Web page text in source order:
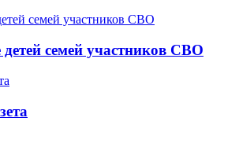
семей участников СВО